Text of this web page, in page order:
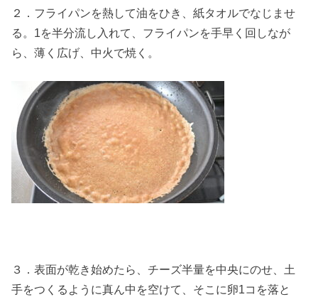
２．フライパンを熱して油をひき、紙タオルでなじませ
る。1を半分流し入れて、フライパンを手早く回しなが
ら、薄く広げ、中火で焼く。
３．表面が乾き始めたら、チーズ半量を中央にのせ、土
手をつくるように真ん中を空けて、そこに卵1コを落と